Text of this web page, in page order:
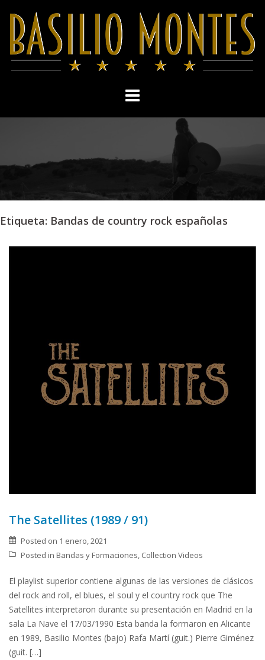
content
Etiqueta: Bandas de country rock españolas
The Satellites (1989 / 91)
Posted on 1 enero, 2021
Posted in Bandas y Formaciones, Collection Videos
El playlist superior contiene algunas de las versiones de clásicos
del rock and roll, el blues, el soul y el country rock que The
Satellites interpretaron durante su presentación en Madrid en la
sala La Nave el 17/03/1990 Esta banda la formaron en Alicante
en 1989, Basilio Montes (bajo) Rafa Martí (guit.) Pierre Giménez
(guit. […]